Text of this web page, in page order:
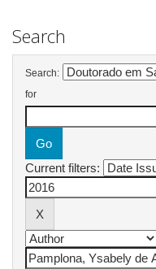
Search
Search:
for
Current filters: